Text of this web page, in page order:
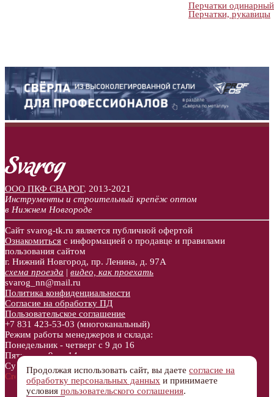
Перчатки
Перчатки, рукавицы
ООО ПКФ СВАРОГ, 2013-2021
Инструменты и строительный крепёж оптом
в Нижнем Новгороде
Сайт svarog-tk.ru является публичной офертой
Ознакомиться с информацией о продавце и правилами
пользования сайтом
г. Нижний Новгород, пр. Ленина, д. 97А
схема проезда | видео, как проехать
svarog_nn@mail.ru
Политика конфиденциальности
Согласие на обработку ПД
Пользовательское соглашение
+7 831 423-53-03 (многоканальный)
Режим работы менеджеров и склада:
Понедельник - четверг с 9 до 16
Пятница с 9 до 14
Суббота, воскресенье - выходные
Created by aljebro.com
Продолжая использовать сайт, вы даете согласие на
обработку персональных данных и принимаете
условия пользовательского соглашения.